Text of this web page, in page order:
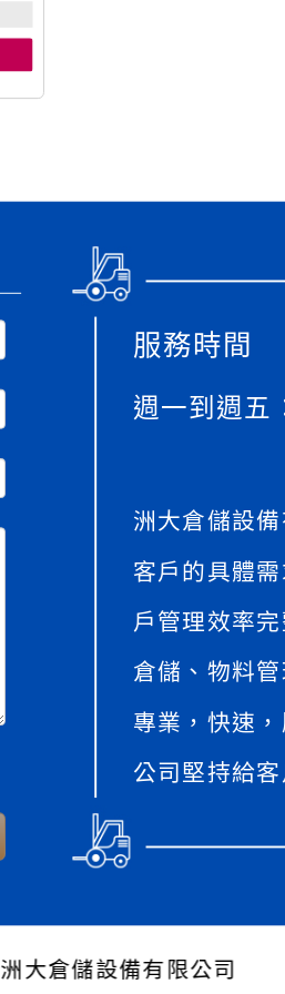
服務時間
週一到週五
洲大倉儲設
客戶的具體
戶管理效率
倉儲、物料
專業，快速
公司堅持給客
洲大倉儲設備有限公司